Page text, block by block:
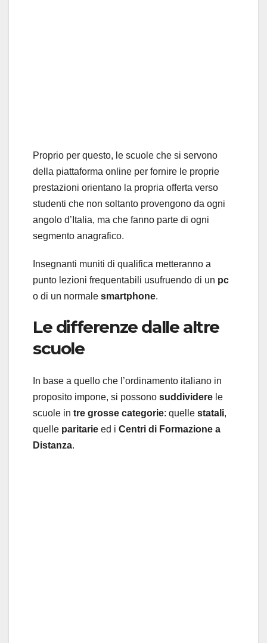
Proprio per questo, le scuole che si servono
della piattaforma online per fornire le proprie
prestazioni orientano la propria offerta verso
studenti che non soltanto provengono da ogni
angolo d’Italia, ma che fanno parte di ogni
segmento anagrafico.
Insegnanti muniti di qualifica metteranno a
punto lezioni frequentabili usufruendo di un pc
o di un normale smartphone.
Le differenze dalle altre
scuole
In base a quello che l’ordinamento italiano in
proposito impone, si possono suddividere le
scuole in tre grosse categorie: quelle statali,
quelle paritarie ed i Centri di Formazione a
Distanza.